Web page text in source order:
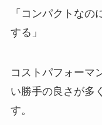
「コンパクトな
する」
コストパフォーマ
い勝手の良さが多
す。